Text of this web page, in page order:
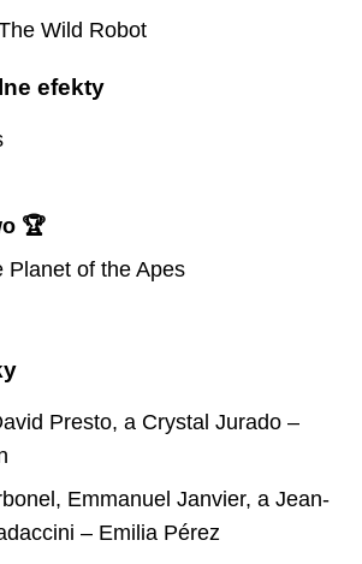
Wild Robot
efekty
🏆
Planet of the Apes
Presto, a Crystal Jurado –
Emmanuel Janvier, a Jean-
– Emilia Pérez